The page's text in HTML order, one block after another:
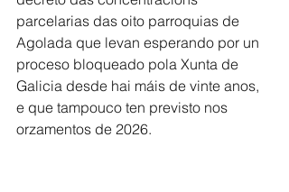
parcelarias das oito parroquias de
Agolada que levan esperando por un
proceso bloqueado pola Xunta de
Galicia desde hai máis de vinte anos,
e que tampouco ten previsto nos
orzamentos de 2026.